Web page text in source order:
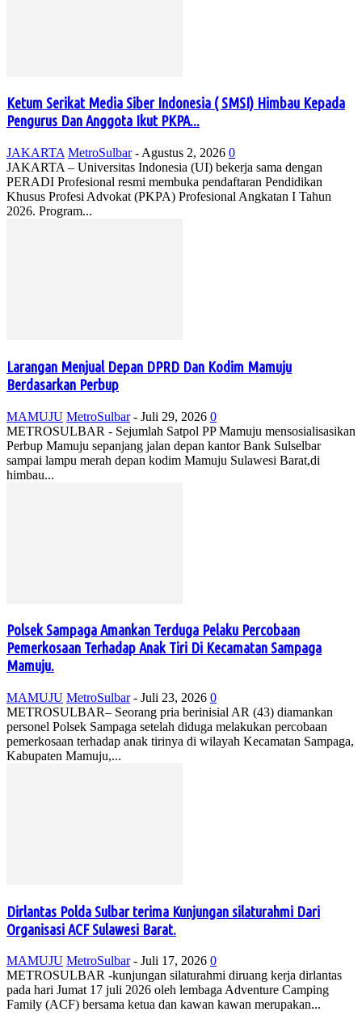
Ketum Serikat Media Siber Indonesia ( SMSI) Himbau Kepada
Pengurus Dan Anggota Ikut PKPA...
JAKARTA MetroSulbar - Agustus 2, 2026 0
JAKARTA – Universitas Indonesia (UI) bekerja sama dengan
PERADI Profesional resmi membuka pendaftaran Pendidikan
Khusus Profesi Advokat (PKPA) Profesional Angkatan I Tahun
2026. Program...
Larangan Menjual Depan DPRD Dan Kodim Mamuju
Berdasarkan Perbup
MAMUJU MetroSulbar - Juli 29, 2026 0
METROSULBAR - Sejumlah Satpol PP Mamuju mensosialisasikan
Perbup Mamuju sepanjang jalan depan kantor Bank Sulselbar
sampai lampu merah depan kodim Mamuju Sulawesi Barat,di
himbau...
Polsek Sampaga Amankan Terduga Pelaku Percobaan
Pemerkosaan Terhadap Anak Tiri Di Kecamatan Sampaga
Mamuju.
MAMUJU MetroSulbar - Juli 23, 2026 0
METROSULBAR– Seorang pria berinisial AR (43) diamankan
personel Polsek Sampaga setelah diduga melakukan percobaan
pemerkosaan terhadap anak tirinya di wilayah Kecamatan Sampaga,
Kabupaten Mamuju,...
Dirlantas Polda Sulbar terima Kunjungan silaturahmi Dari
Organisasi ACF Sulawesi Barat.
MAMUJU MetroSulbar - Juli 17, 2026 0
METROSULBAR -kunjungan silaturahmi diruang kerja dirlantas
pada hari Jumat 17 juli 2026 oleh lembaga Adventure Camping
Family (ACF) bersama ketua dan kawan kawan merupakan...